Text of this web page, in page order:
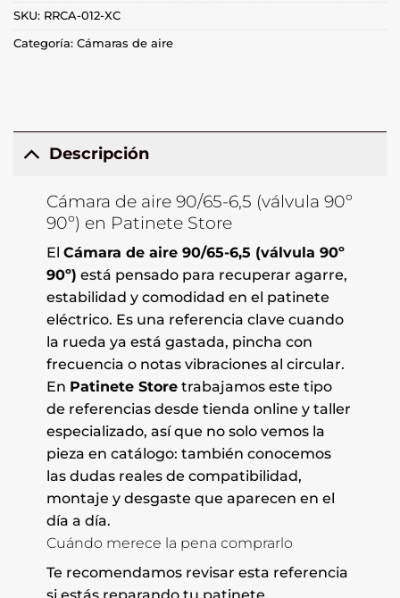
SKU: RRCA-012-XC
Categoría: Cámaras de aire
Descripción
Cámara de aire 90/65-6,5 (válvula 90º
90º) en Patinete Store
El Cámara de aire 90/65-6,5 (válvula 90º
90º) está pensado para recuperar agarre,
estabilidad y comodidad en el patinete
eléctrico. Es una referencia clave cuando
la rueda ya está gastada, pincha con
frecuencia o notas vibraciones al circular.
En Patinete Storetrabajamos este tipo
de referencias desde tienda online y taller
especializado, así que no solo vemos la
pieza en catálogo: también conocemos
las dudas reales de compatibilidad,
montaje y desgaste que aparecen en el
día a día.
Cuándo merece la pena comprarlo
Te recomendamos revisar esta referencia